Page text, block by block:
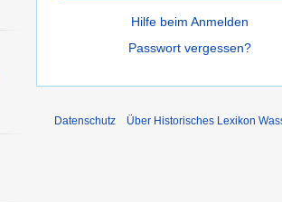
Hilfe beim Anmelden
Passwort vergessen?
Datenschutz Über Historisches Lexikon